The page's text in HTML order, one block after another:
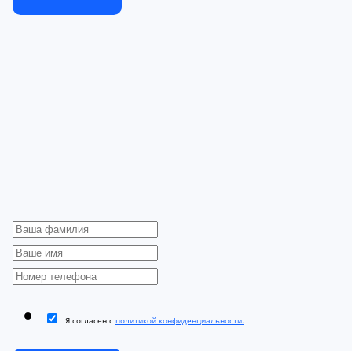
Я согласен с политикой конфиденциальности.